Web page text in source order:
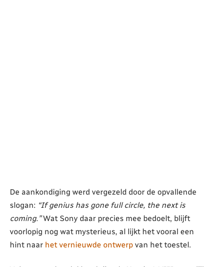
De aankondiging werd vergezeld door de opvallende
slogan: “If genius has gone full circle, the next is
coming.”Wat Sony daar precies mee bedoelt, blijft
voorlopig nog wat mysterieus, al lijkt het vooral een
hint naar het vernieuwde ontwerp van het toestel.